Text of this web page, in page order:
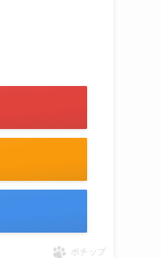
ポチップ